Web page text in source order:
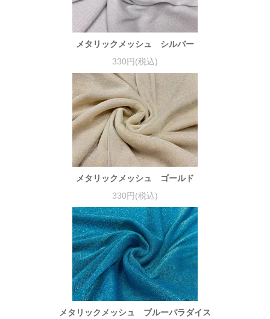
メタリックメッシュ シルバー
330円(税込)
メタリックメッシュ ゴールド
330円(税込)
メタリックメッシュ ブルーパラダイス